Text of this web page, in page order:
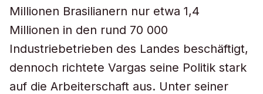
Millionen Brasilianern nur etwa 1,4
Millionen in den rund 70 000
Industriebetrieben des Landes beschäftigt,
dennoch richtete Vargas seine Politik stark
auf die Arbeiterschaft aus. Unter seiner